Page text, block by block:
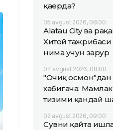
қаерда?
05 avgust 2026, 08:00
Alatau City ва
Хитой тажрибаси
нима учун зарур
04 avgust 2026, 08:00
"Очиқ осмон"дан
хабигача:
тизими қандай
02 avgust 2026, 09:00
Сувни қайта